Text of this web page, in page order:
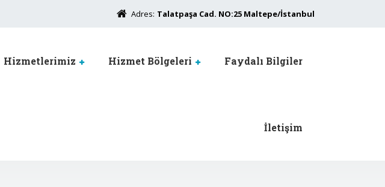
Adres: Talatpaşa Cad. NO:25 Maltepe/İstanbul
Hizmetlerimiz Hizmet Bölgeleri Faydalı Bilgiler
İletişim